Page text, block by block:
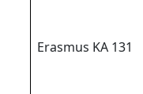
Erasmus KA 131